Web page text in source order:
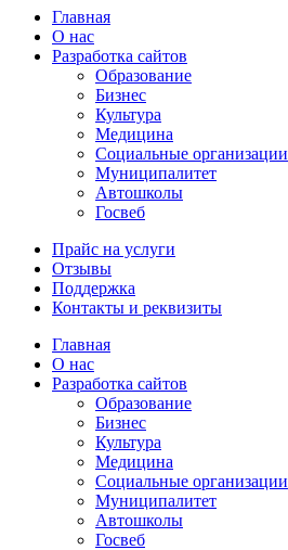
Главная
О нас
Разработка сайтов
Образование
Бизнес
Культура
Медицина
Социальные организации
Муниципалитет
Автошколы
Госвеб
Прайс на услуги
Отзывы
Поддержка
Контакты и реквизиты
Главная
О нас
Разработка сайтов
Образование
Бизнес
Культура
Медицина
Социальные организации
Муниципалитет
Автошколы
Госвеб